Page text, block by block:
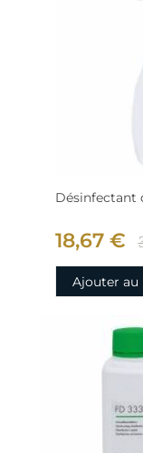
Désinfectant
18,67 €
Ajouter au